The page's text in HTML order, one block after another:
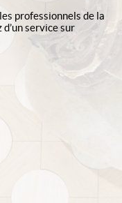
professionnels de la
service sur